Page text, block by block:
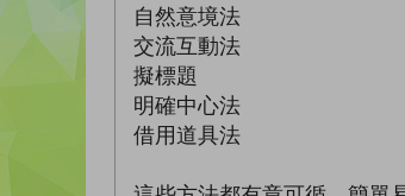
自然意境法
交流互動法
擬標題
明確中心法
借用道具法